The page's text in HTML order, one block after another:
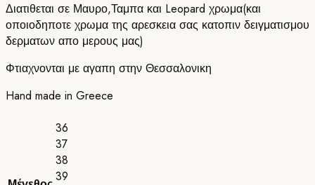
Διατιθεται σε Μαυρο,Ταμπα και Leopard χρωμα(και
οποιοδηποτε χρωμα της αρεσκεια σας κατοπιν δειγματισμου
δερματων απο μερους μας)
Φτιαχνονται με αγαπη στην Θεσσαλονικη
Hand made in Greece
36
37
38
39